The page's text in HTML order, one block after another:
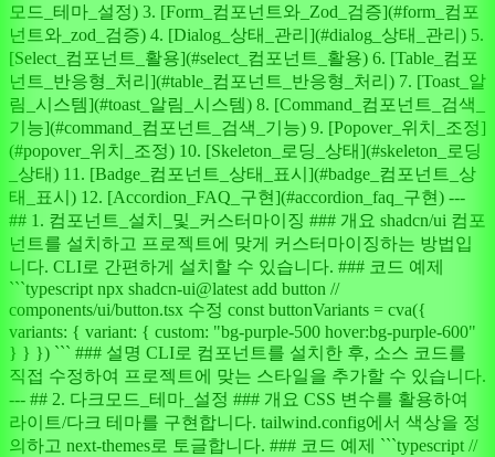
모드_테마_설정) 3. [Form_컴포넌트와_Zod_검증](#form_컴포
넌트와_zod_검증) 4. [Dialog_상태_관리](#dialog_상태_관리) 5.
[Select_컴포넌트_활용](#select_컴포넌트_활용) 6. [Table_컴포
넌트_반응형_처리](#table_컴포넌트_반응형_처리) 7. [Toast_알
림_시스템](#toast_알림_시스템) 8. [Command_컴포넌트_검색_
기능](#command_컴포넌트_검색_기능) 9. [Popover_위치_조정]
(#popover_위치_조정) 10. [Skeleton_로딩_상태](#skeleton_로딩
_상태) 11. [Badge_컴포넌트_상태_표시](#badge_컴포넌트_상
태_표시) 12. [Accordion_FAQ_구현](#accordion_faq_구현) ---
## 1. 컴포넌트_설치_및_커스터마이징 ### 개요 shadcn/ui 컴포
넌트를 설치하고 프로젝트에 맞게 커스터마이징하는 방법입
니다. CLI로 간편하게 설치할 수 있습니다. ### 코드 예제
```typescript npx shadcn-ui@latest add button //
components/ui/button.tsx 수정 const buttonVariants = cva({
variants: { variant: { custom: "bg-purple-500 hover:bg-purple-600"
} } }) ``` ### 설명 CLI로 컴포넌트를 설치한 후, 소스 코드를
직접 수정하여 프로젝트에 맞는 스타일을 추가할 수 있습니다.
--- ## 2. 다크모드_테마_설정 ### 개요 CSS 변수를 활용하여
라이트/다크 테마를 구현합니다. tailwind.config에서 색상을 정
의하고 next-themes로 토글합니다. ### 코드 예제 ```typescript //